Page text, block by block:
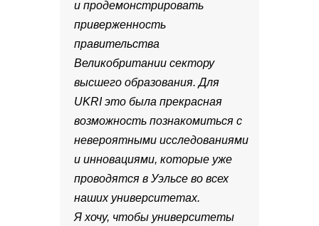
и продемонстрировать
приверженность
правительства
Великобритании сектору
высшего образования. Для
UKRI это была прекрасная
возможность познакомиться с
невероятными исследованиями
и инновациями, которые уже
проводятся в Уэльсе во всех
наших университетах.
Я хочу, чтобы университеты